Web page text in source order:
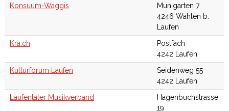
Konsuum-Waggis
Munigarten 7
4246 Wahlen b.
Laufen
Kra.ch
Postfach
4242 Laufen
Kulturforum Laufen
Seidenweg 55
4242 Laufen
Laufentaler Musikverband
Hagenbuchstrasse
19